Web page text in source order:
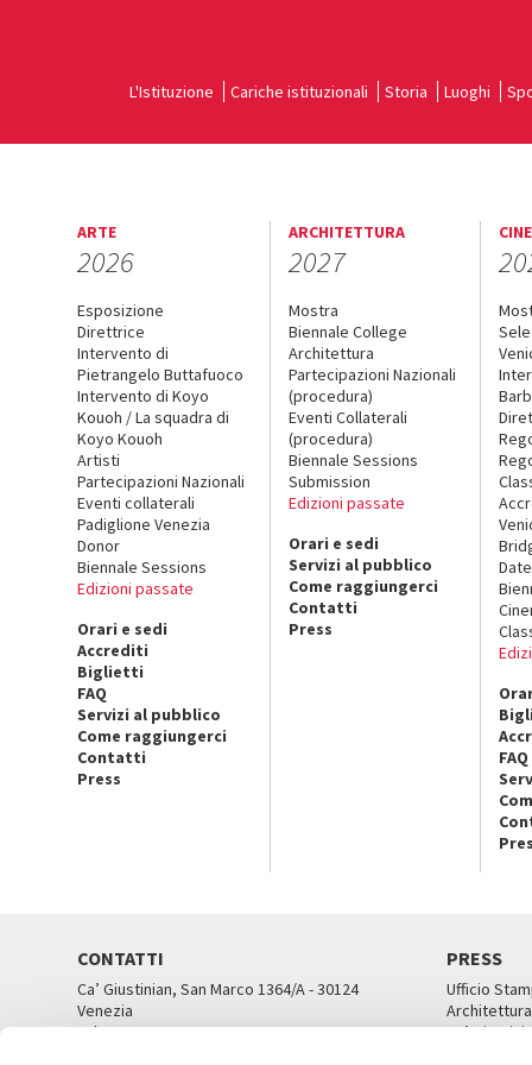
L'Istituzione Cariche istituzionali Storia Luoghi
ARTE
2026
Esposizione
Direttrice
Intervento di
Pietrangelo Buttafuoco
Intervento di Koyo
Kouoh / La squadra di
Koyo Kouoh
Artisti
Partecipazioni Nazionali
Eventi collaterali
Padiglione Venezia
Donor
Biennale Sessions
Edizioni passate
Orari e sedi
Accrediti
Biglietti
FAQ
Servizi al pubblico
Come raggiungerci
Contatti
Press
ARCHITETTURA
2027
Mostra
Biennale College
Architettura
Partecipazioni Nazionali
(procedura)
Eventi Collaterali
(procedura)
Biennale Sessions
Submission
Edizioni passate
Orari e sedi
Servizi al pubblico
Come raggiungerci
Contatti
Press
FAQ
CONTATTI
Ca’ Giustinian, San Marco 1364/A - 30124
Venezia
Tel. 041 5218711
PRESS
Ufficio
Architettura
Ca’